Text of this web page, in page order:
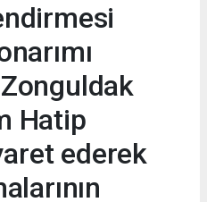
Hatip
ederek